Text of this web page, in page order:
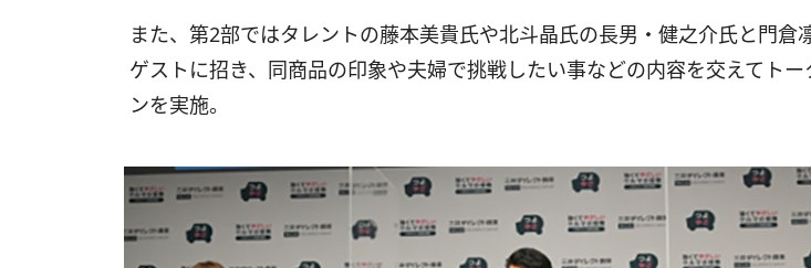
また、第2部ではタレントの藤本美貴氏や北斗晶氏の長男・健之介氏と門倉
ゲストに招き、同商品の印象や夫婦で挑戦したい事などの内容を交えてトー
ンを実施。